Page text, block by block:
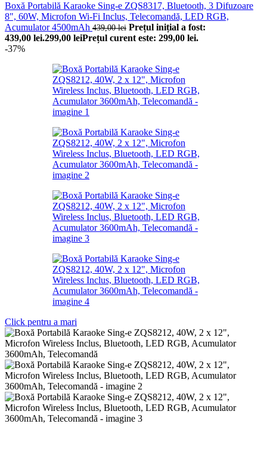
Boxă Portabilă Karaoke Sing-e ZQS8317, Bluetooth, 3 Difuzoare
8", 60W, Microfon Wi-Fi Inclus, Telecomandă, LED RGB,
Acumulator 4500mAh 439,00lei Prețul inițial a fost:
439,00 lei.299,00 leiPrețul curent este: 299,00 lei.
-37%
Click pentru a mari